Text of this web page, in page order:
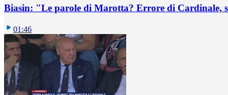
Biasin: "Le parole di Marotta? Errore di Cardinale,
01:46